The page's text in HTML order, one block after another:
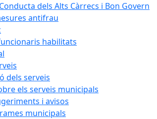
dels Alts Càrrecs i Bon Govern
antifrau
habilitats
dels serveis
els serveis municipals
i avisos
municipals